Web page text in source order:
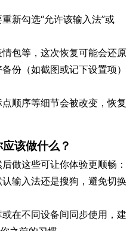
新勾选“允许该输入法”或
包等，这次恢复可能会还原
份（如截图或记下设置项）
顺序等细节会被改变，恢复
该做什么？
做这些可让你体验更顺畅：
输入法还是搜狗，避免切换
或在不同设备间同步使用，建